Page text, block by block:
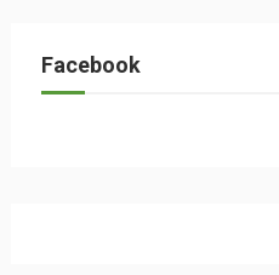
Facebook